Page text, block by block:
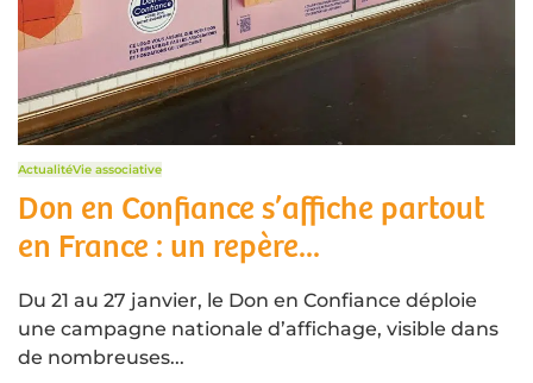
ActualitéVie associative
Don en Confiance s’affiche partout
en France : un repère...
Du 21 au 27 janvier, le Don en Confiance déploie
une campagne nationale d’affichage, visible dans
de nombreuses...